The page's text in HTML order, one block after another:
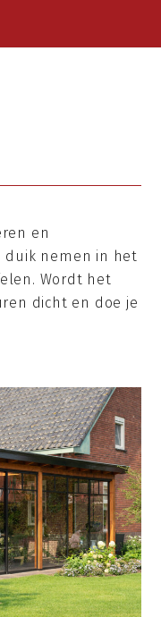
en
duik nemen in het
Wordt het
dicht en doe je